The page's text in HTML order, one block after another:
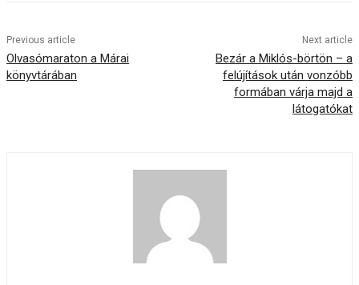
Previous article
Olvasómaraton a Márai
könyvtárában
Next article
Bezár a Miklós-börtön – a
felújítások után vonzóbb
formában várja majd a
látogatókat